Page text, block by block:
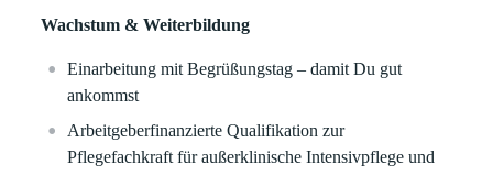
Wachstum & Weiterbildung
Einarbeitung mit Begrüßungstag – damit Du gut
ankommst
Arbeitgeberfinanzierte Qualifikation zur
Pflegefachkraft für außerklinische Intensivpflege und